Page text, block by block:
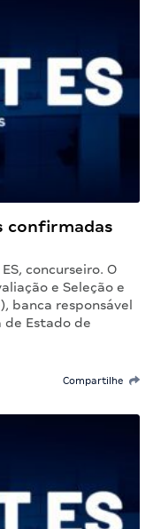
confirmadas
concurseiro. O
e Seleção e
banca responsável
de Estado de
Compartilhe